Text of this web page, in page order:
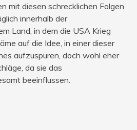
mit diesen schrecklichen Folgen
innerhalb der
Land, in dem die USA Krieg
auf die Idee, in einer dieser
aufzuspüren, doch wohl eher
da sie das
beeinflussen.